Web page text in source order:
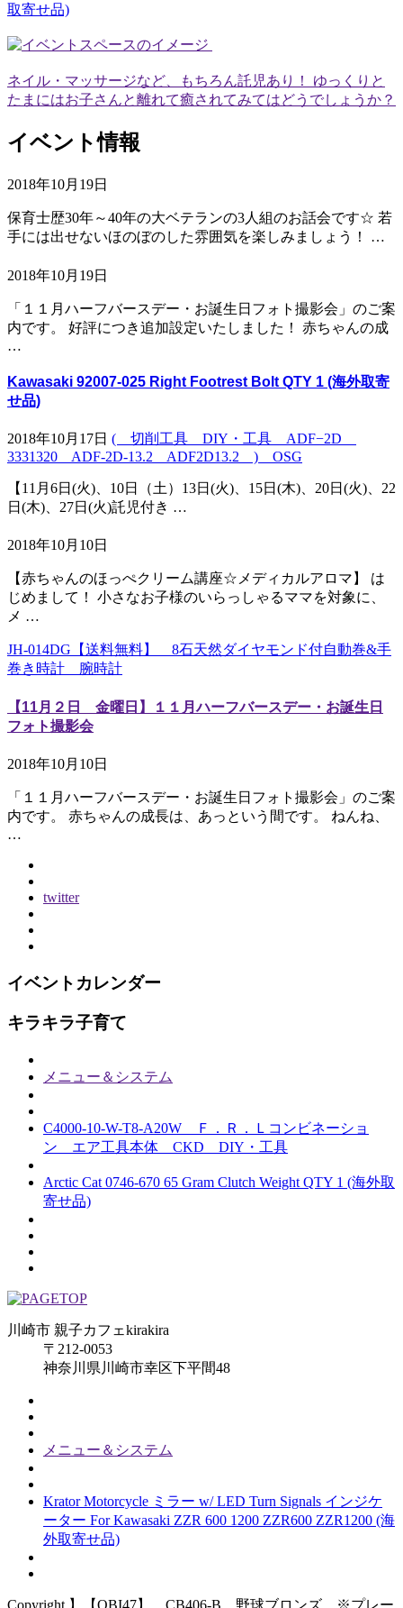
取寄せ品)
ネイル・マッサージなど、もちろん託児あり！ ゆっくりと
たまにはお子さんと離れて癒されてみてはどうでしょうか？
イベント情報
2018年10月19日
保育士歴30年～40年の大ベテランの3人組のお話会です☆ 若
手には出せないほのぼのした雰囲気を楽しみましょう！ …
2018年10月19日
「１１月ハーフバースデー・お誕生日フォト撮影会」のご案
内です。 好評につき追加設定いたしました！ 赤ちゃんの成
…
Kawasaki 92007-025 Right Footrest Bolt QTY 1 (海外取寄
せ品)
2018年10月17日 ( 切削工具 DIY・工具 ADF−2D
3331320 ADF-2D-13.2 ADF2D13.2 ) OSG
【11月6日(火)、10日（土）13日(火)、15日(木)、20日(火)、22
日(木)、27日(火)託児付き …
2018年10月10日
【赤ちゃんのほっぺクリーム講座☆メディカルアロマ】 は
じめまして！ 小さなお子様のいらっしゃるママを対象に、
メ …
JH-014DG【送料無料】 8石天然ダイヤモンド付自動巻&手
巻き時計 腕時計
【11月２日 金曜日】１１月ハーフバースデー・お誕生日
フォト撮影会
2018年10月10日
「１１月ハーフバースデー・お誕生日フォト撮影会」のご案
内です。 赤ちゃんの成長は、あっという間です。 ねんね、
…
twitter
イベントカレンダー
キラキラ子育て
メニュー＆システム
C4000-10-W-T8-A20W Ｆ．Ｒ．Ｌコンビネーショ
ン エア工具本体 CKD DIY・工具
Arctic Cat 0746-670 65 Gram Clutch Weight QTY 1 (海外取
寄せ品)
川崎市 親子カフェkirakira
〒212-0053
神奈川県川崎市幸区下平間48
メニュー＆システム
Krator Motorcycle ミラー w/ LED Turn Signals インジケ
ーター For Kawasaki ZZR 600 1200 ZZR600 ZZR1200 (海
外取寄せ品)
Copyright 】【QBI47】 CB406-B 野球ブロンズ ※プレー